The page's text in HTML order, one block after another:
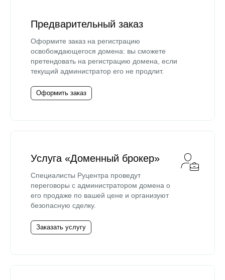
Предварительный заказ
Оформите заказ на регистрацию
освобождающегося домена: вы сможете
претендовать на регистрацию домена, если
текущий администратор его не продлит.
Оформить заказ
Услуга «Доменный брокер»
Специалисты Руцентра проведут
переговоры с администратором домена о
его продаже по вашей цене и организуют
безопасную сделку.
Заказать услугу